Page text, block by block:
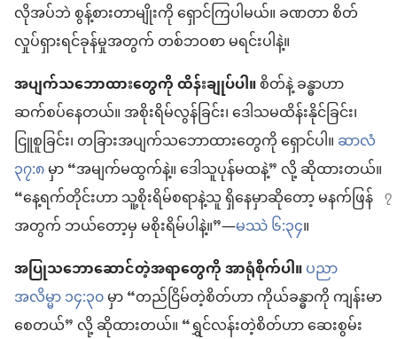
လိုအပ်ဘဲ စွန့်စားတာမျိုးကို ရှောင်ကြပါမယ်။ ခဏတာ စိတ်
လှုပ်ရှားရင်ခုန်မှုအတွက် တစ်ဘဝစာ မရင်းပါနဲ့။
အပျက်သဘောထားတွေကို ထိန်းချုပ်ပါ။စိတ်နဲ့ ခန္ဓာဟာ
ဆက်စပ်နေတယ်။ အစိုးရိမ်လွန်ခြင်း၊ ဒေါသမထိန်းနိုင်ခြင်း၊
ငြူစူခြင်း၊ တခြားအပျက်သဘောထားတွေကို ရှောင်ပါ။ဆာလံ
၃၇:၈မှာ “အမျက်မထွက်နဲ့။ ဒေါသူပုန်မထနဲ့” လို့ ဆိုထားတယ်။
“နေ့ရက်တိုင်းဟာ သူ့စိုးရိမ်စရာနဲ့သူ ရှိနေမှာဆိုတော့ မနက်ဖြန်
အတွက် ဘယ်တော့မှ မစိုးရိမ်ပါနဲ့။”—မဿဲ ၆:၃၄။
အပြုသဘောဆောင်တဲ့အရာတွေကို အာရုံစိုက်ပါ။ပညာ
အလိမ္မာ ၁၄:၃၀မှာ “တည်ငြိမ်တဲ့စိတ်ဟာ ကိုယ်ခန္ဓာကို ကျန်းမာ
စေတယ်” လို့ ဆိုထားတယ်။ “ရွှင်လန်းတဲ့စိတ်ဟာ ဆေးစွမ်း